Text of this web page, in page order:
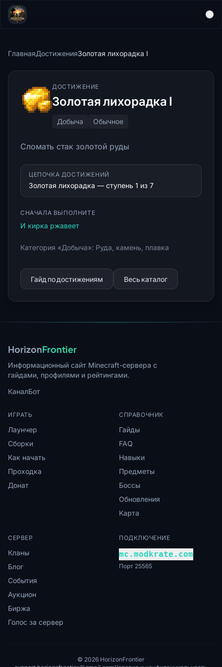
ГлавнаяДостиженияЗолотая лихорадка I
ДОСТИЖЕНИЕ
Золотая лихорадка I
Добыча Обычное
Сломать стак золотой руды
ЦЕПОЧКА ДОСТИЖЕНИЙ
Золотая лихорадка — ступень 1 из 7
СНАЧАЛА ВЫПОЛНИТЕ
И кирка ржавеет
Категория «Добыча»: Руда, камень, плавка
Гайд по достижениям Весь каталог
HorizonFrontier
Информационный сайт Minecraft-сервера с
гайдами, профилями и рейтингами.
КаналБот
ИГРАТЬ
Лаунчер
Сборки
Как начать
Проходка
Донат
СПРАВОЧНИК
Гайды
FAQ
Навыки
Предметы
Боссы
Обновления
Карта
СЕРВЕР
Кланы
Блог
События
Аукцион
Биржа
Голос за сервер
ПОДКЛЮЧЕНИЕ
mc.modkrate.com
Порт 25565
© 2026 HorizonFrontier